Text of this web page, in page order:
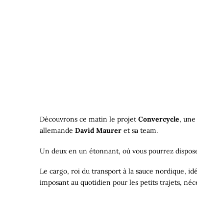
Découvrons ce matin le projet Convercycle,
allemande David Maureret sa team.
Un deux en un étonnant, où vous pourrez
Le cargo, roi du transport à la sauce nordique,
imposant au quotidien pour les petits trajets,